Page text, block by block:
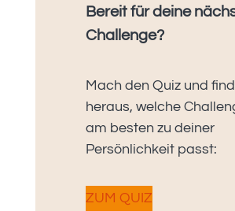
Bereit für deine
Challenge?
Mach den Quiz und
heraus, welche
am besten zu deiner
Persönlichkeit passt:
ZUM QUIZ